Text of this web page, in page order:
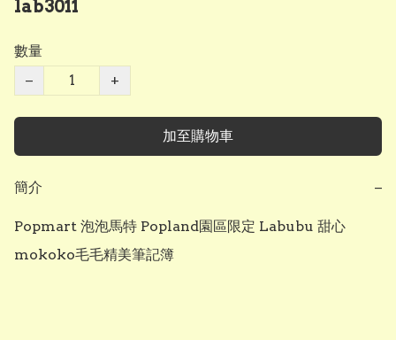
lab3011
數量
−
+
加至購物車
簡介 −
Popmart 泡泡馬特 Popland園區限定 Labubu 甜心
mokoko毛毛精美筆記簿